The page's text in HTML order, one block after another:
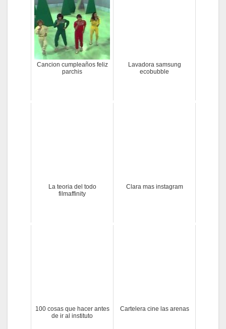
Cancion cumpleaños feliz
parchis
Lavadora samsung
ecobubble
La teoria del todo
filmaffinity
Clara mas instagram
100 cosas que hacer antes
de ir al instituto
Cartelera cine las arenas